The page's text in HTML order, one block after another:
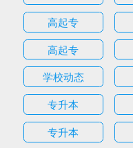
高起专
高起专
学校动态
专升本
专升本